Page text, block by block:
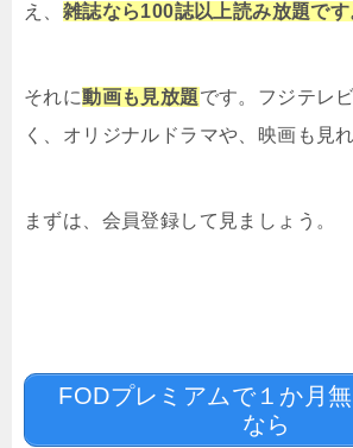
え、 雑誌なら100誌以上読み放題です
それに動画も見放題です。フジテレ
く、オリジナルドラマや、映画も見れ
まずは、会員登録して見ましょう。
FODプレミアムで１か月
なら